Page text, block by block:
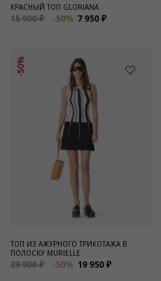
КРАСНЫЙ ТОП GLORIANA
15 900 ₽ -50% 7 950 ₽
-50%
ТОП ИЗ АЖУРНОГО ТРИКОТАЖА В
ПОЛОСКУ MURIELLE
39 900 ₽ -50% 19 950 ₽